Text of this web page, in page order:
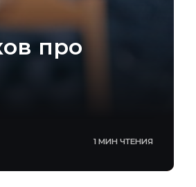
про
1 МИН ЧТЕНИЯ